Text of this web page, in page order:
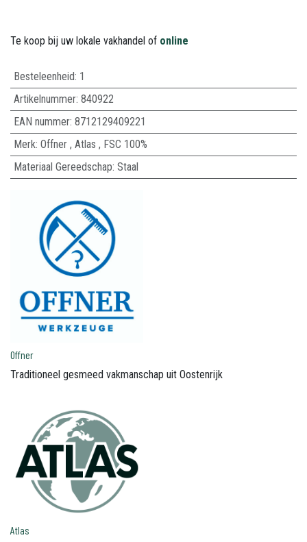
Te koop bij uw lokale vakhandel of online
Besteleenheid: 1
Artikelnummer: 840922
EAN nummer: 8712129409221
Merk: Offner, Atlas , FSC 100%
Materiaal Gereedschap: Staal
Offner
Traditioneel gesmeed vakmanschap uit Oostenrijk
Atlas